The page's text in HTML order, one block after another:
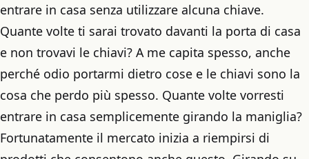
entrare in casa senza utilizzare alcuna chiave.
Quante volte ti sarai trovato davanti la porta di casa
e non trovavi le chiavi? A me capita spesso, anche
perché odio portarmi dietro cose e le chiavi sono la
cosa che perdo più spesso. Quante volte vorresti
entrare in casa semplicemente girando la maniglia?
Fortunatamente il mercato inizia a riempirsi di